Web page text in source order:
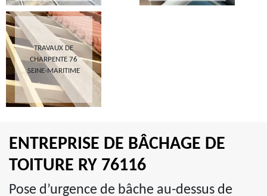
TRAVAUX DE
CHARPENTE 76
SEINE-MARITIME
ENTREPRISE DE BÂCHAGE DE
TOITURE RY 76116
Pose d’urgence de bâche au-dessus de